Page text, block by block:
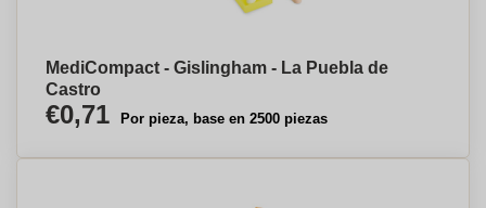
MediCompact - Gislingham - La Puebla de
Castro
€0,71 Por pieza, base en 2500 piezas